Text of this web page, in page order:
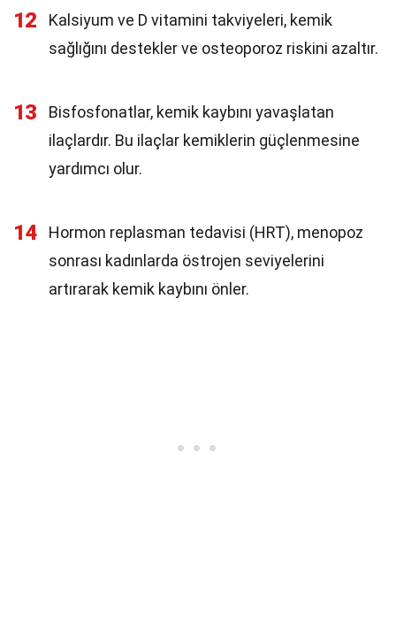
12
Kalsiyum ve D vitamini takviyeleri, kemik
sağlığını destekler ve osteoporoz riskini azaltır.
13
Bisfosfonatlar, kemik kaybını yavaşlatan
ilaçlardır. Bu ilaçlar kemiklerin güçlenmesine
yardımcı olur.
14
Hormon replasman tedavisi (HRT), menopoz
sonrası kadınlarda östrojen seviyelerini
artırarak kemik kaybını önler.